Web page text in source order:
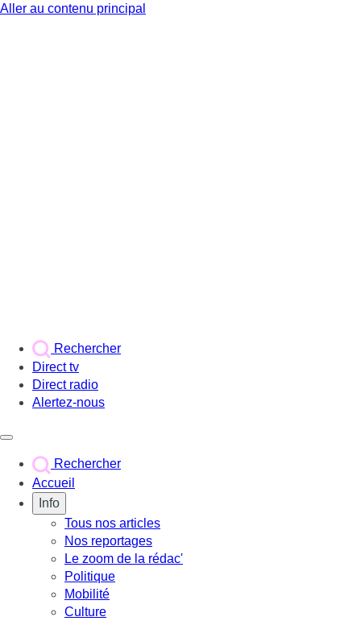
Aller au contenu principal
Rechercher
Direct tv
Direct radio
Alertez-nous
Rechercher
Accueil
Info
Tous nos articles
Nos reportages
Le zoom de la rédac'
Politique
Mobilité
Culture